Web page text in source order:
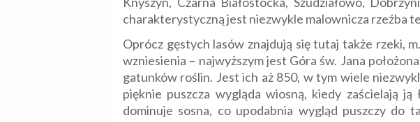
charakterystyczną jest niezwykle malownicza rzeźba
Oprócz gęstych lasów znajdują się tutaj także rzeki,
wzniesienia – najwyższym jest Góra św. Jana
gatunków roślin. Jest ich aż 850, w tym wiele
pięknie puszcza wygląda wiosną, kiedy zaścielają
dominuje sosna, co upodabnia wygląd puszczy do